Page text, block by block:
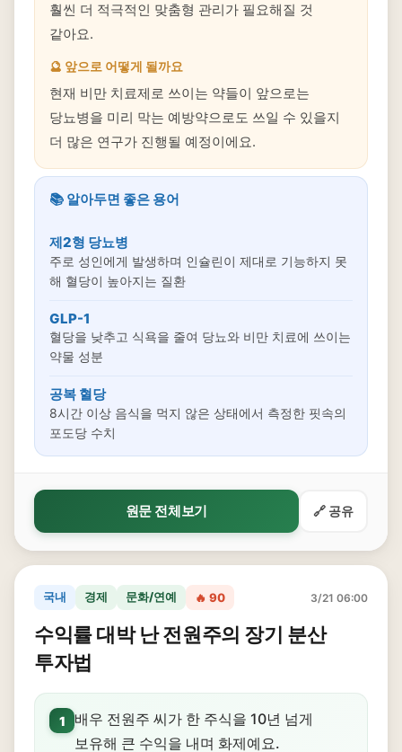
훨씬 더 적극적인 맞춤형 관리가 필요해질 것
같아요.
🔮 앞으로 어떻게 될까요
현재 비만 치료제로 쓰이는 약들이 앞으로는
당뇨병을 미리 막는 예방약으로도 쓰일 수 있을지
더 많은 연구가 진행될 예정이에요.
📚 알아두면 좋은 용어
제2형 당뇨병
주로 성인에게 발생하며 인슐린이 제대로 기능하지 못
해 혈당이 높아지는 질환
GLP-1
혈당을 낮추고 식욕을 줄여 당뇨와 비만 치료에 쓰이는
약물 성분
공복 혈당
8시간 이상 음식을 먹지 않은 상태에서 측정한 핏속의
포도당 수치
원문 전체보기 🔗 공유
국내 경제 문화/연예 🔥 90 3/21 06:00
수익률 대박 난 전원주의 장기 분산
투자법
1
배우 전원주 씨가 한 주식을 10년 넘게
보유해 큰 수익을 내며 화제예요.